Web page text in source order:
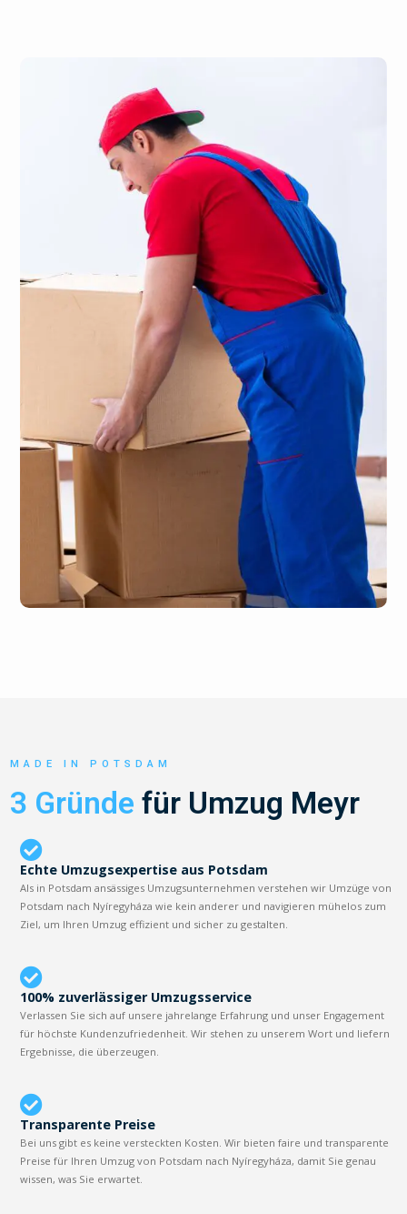
MADE IN POTSDAM
3 Gründe für Umzug Meyr
Echte Umzugsexpertise aus Potsdam
Als in Potsdam ansässiges Umzugsunternehmen verstehen wir Umzüge von
Potsdam nach Nyíregyháza wie kein anderer und navigieren mühelos zum
Ziel, um Ihren Umzug effizient und sicher zu gestalten.
100% zuverlässiger Umzugsservice
Verlassen Sie sich auf unsere jahrelange Erfahrung und unser Engagement
für höchste Kundenzufriedenheit. Wir stehen zu unserem Wort und liefern
Ergebnisse, die überzeugen.
Transparente Preise
Bei uns gibt es keine versteckten Kosten. Wir bieten faire und transparente
Preise für Ihren Umzug von Potsdam nach Nyíregyháza, damit Sie genau
wissen, was Sie erwartet.